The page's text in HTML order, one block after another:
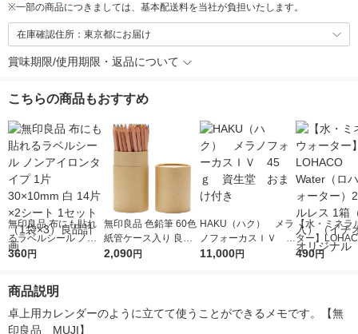
※一部の商品につきましては、基本配送料を当社が負担いたします。
在庫確認住所：東京都にお届け
賞味期限/使用期限・返品について
こちらの商品もおすすめ
無印良品 布にも貼れ
るラベルシール ノン
アイロンタイプ 1片 3
3）良品計画
360円
無印良品 色鉛筆 60色
紙管ケース入り 良品
計画
2,090円
HAKU（ハク） メラ
ノフォーカスＩＶ 4
5ｇ 資生堂 おまけ
11,000円
【水・ミネラ
ター】
r（ロハコウ
490円
商品説明
卓上用カレンダーのように立てて使うことができるメモです。【無
印良品　MUJI】